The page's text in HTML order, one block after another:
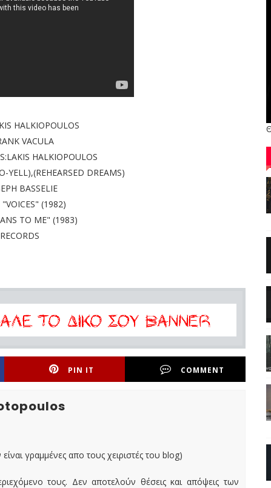
HALKIOPOULOS
VACULA
HALKIOPOULOS
YELL),(REHEARSED DREAMS)
BASSELIE
(1982)
TO ME" (1983)
PIN IT COMMENT
γραμμένες απο τους χειριστές του blog)
τους. Δεν αποτελούν θέσεις και απόψεις των